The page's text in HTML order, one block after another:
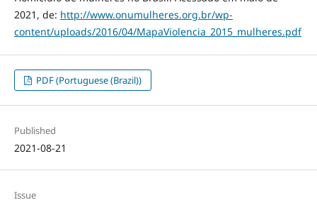
2021, de: http://www.onumulheres.org.br/wp-
content/uploads/2016/04/MapaViolencia_2015_mulheres.pdf
PDF (Portuguese (Brazil))
Published
2021-08-21
Issue